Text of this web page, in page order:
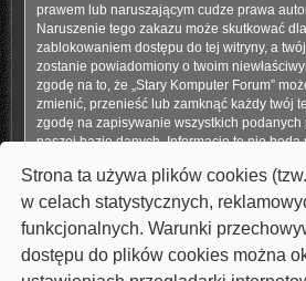
Strona ta używa plików cookies
w celach statystycznych,
funkcjonalnych. Warunki
dostępu do plików cookies można
prawem lub naruszającym cudze prawa
Naruszenie tego zakazu może skutkować
zablokowaniem dostępu do tej witryny, a
zostanie powiadomiony o twoim
zgodę na to, że „Stary Komputer Forum”
zmienić, przenieść lub zamknąć każdy twój
zgodę na zapisywanie wszystkich
naszej bazie danych. Informacje te nie będą
ponosi odpowiedzialności za włamania do
może dojść do kradzieży danych.
Strona główna